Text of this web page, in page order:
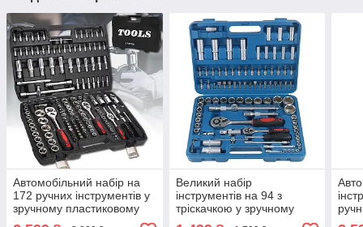
Автомобільний набір на
172 ручних інструментів у
зручному пластиковому
кейсі для зберігання
Великий набір
інструментів на 94 з
тріскачкою у зручному
пластиковому кейсі для